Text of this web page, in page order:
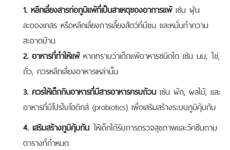
1. หลีกเลี่ยงสารก่อภูมิแพ้ที่เป็นสาเหตุของอาการแพ้เช่น ฝุ่น
ละอองเกสร หรือหลีกเลี่ยงการเลี้ยงสัตว์ที่มีขน และหมั่นทำความ
สะอาดบ้าน
2. อาหารที่ทำให้แพ้หากทราบว่าเด็กแพ้อาหารชนิดใด เช่น นม, ไข่,
ถั่ว, ควรหลีกเลี่ยงอาหารเหล่านั้น
3. ควรให้เด็กกินอาหารที่มีสารอาหารครบถ้วน เช่น ผัก, ผลไม้, และ
อาหารที่มีโปรไบโอติกส์ (probiotics) เพื่อเสริมสร้างระบบภูมิคุ้มกัน
4. เสริมสร้างภูมิคุ้มกัน ให้เด็กได้รับการตรวจสุขภาพและวัคซีนตาม
ตารางที่กำหนด